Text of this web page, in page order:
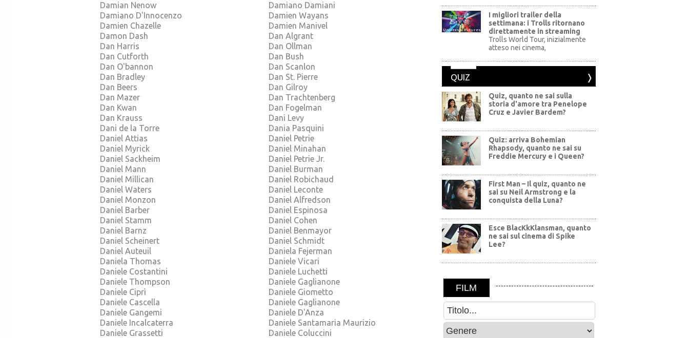
Damian Nenow
Damiano Damiani
Damiano D'Innocenzo
Damien Wayans
Damien Chazelle
Damien Manivel
Damon Dash
Dan Algrant
Dan Harris
Dan Ollman
Dan Cutforth
Dan Bush
Dan O'bannon
Dan Scanlon
Dan Bradley
Dan St. Pierre
Dan Beers
Dan Gilroy
Dan Mazer
Dan Trachtenberg
Dan Kwan
Dan Fogelman
Dan Krauss
Dani Levy
Dani de la Torre
Dania Pasquini
Daniel Attias
Daniel Petrie
Daniel Myrick
Daniel Minahan
Daniel Sackheim
Daniel Petrie Jr.
Daniel Mann
Daniel Burman
Daniel Millican
Daniel Robichaud
Daniel Waters
Daniel Leconte
Daniel Monzon
Daniel Alfredson
Daniel Barber
Daniel Espinosa
Daniel Stamm
Daniel Cohen
Daniel Barnz
Daniel Benmayor
Daniel Scheinert
Daniel Schmidt
Daniel Auteuil
Daniela Fejerman
Daniela Thomas
Daniele Vicari
Daniele Costantini
Daniele Luchetti
Daniele Thompson
Daniele Gaglianone
Daniele Ciprì
Daniele Giometto
Daniele Cascella
Daniele Gaglianone
Daniele Gangemi
Daniele D'Anza
Daniele Incalcaterra
Daniele Santamaria Maurizio
Daniele Grassetti
Daniele Coluccini
Universal Pictures
I migliori trailer della
settimana: i Trolls ritornano
direttamente in streaming
Trolls World Tour, inizialmente
atteso nei cinema,
QUIZ
Quiz, quanto ne sai sulla
storia d'amore tra Penelope
Cruz e Javier Bardem?
Quiz: arriva Bohemian
Rhapsody, quanto ne sai su
Freddie Mercury e i Queen?
First Man – Il quiz, quanto ne
sai su Neil Armstrong e la
conquista della Luna?
Esce BlacKkKlansman, quanto
ne sai sul cinema di Spike
Lee?